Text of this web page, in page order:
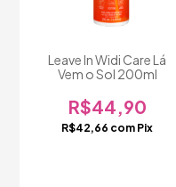
Leave In Widi Care Lá
Vem o Sol 200ml
R$44,90
R$42,66 com Pix